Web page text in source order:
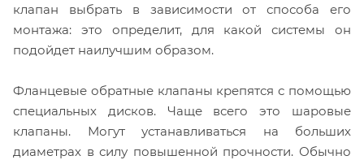
клапан выбрать в зависимости от способа его
монтажа: это определит, для какой системы он
подойдет наилучшим образом.
Фланцевые обратные клапаны крепятся с помощью
специальных дисков. Чаще всего это шаровые
клапаны. Могут устанавливаться на больших
диаметрах в силу повышенной прочности. Обычно